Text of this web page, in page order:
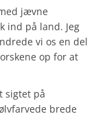
jævne
ind på land. Jeg
vi os en del
op for at
sigtet på
brede